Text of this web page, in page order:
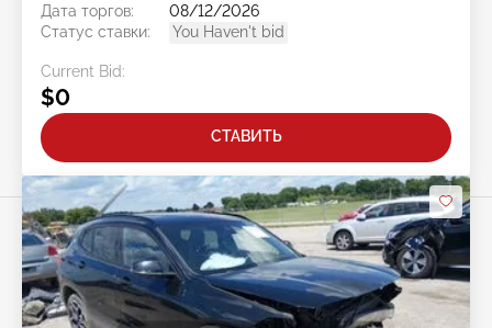
Дата торгов:
08/12/2026
Статус ставки:
You Haven't bid
Current Bid:
$0
СТАВИТЬ